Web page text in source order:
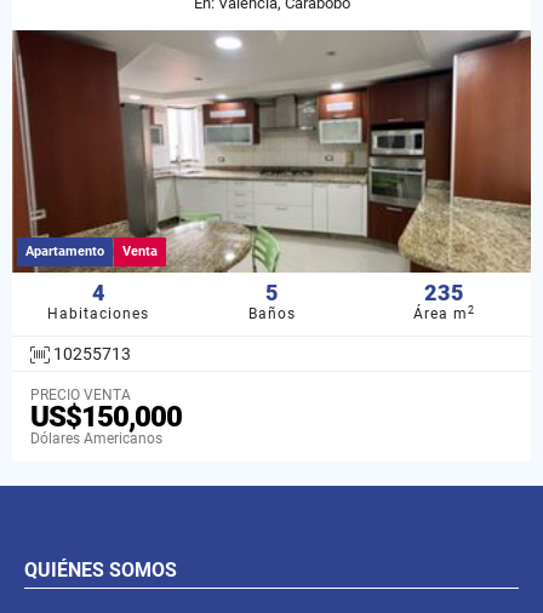
Apartamento Venta
4
Habitaciones
5
Baños
235
Área m2
10255713
PRECIO VENTA
US$150,000
Dólares Americanos
QUIÉNES SOMOS